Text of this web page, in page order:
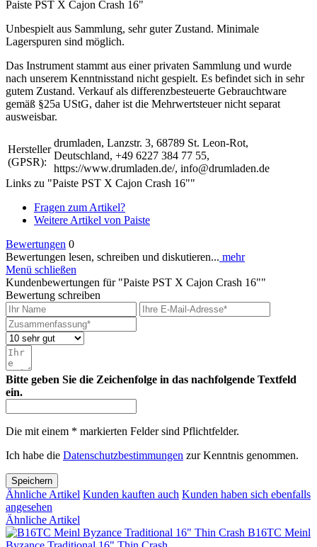
Paiste PST X Cajon Crash 16"
Unbespielt aus Sammlung, sehr guter Zustand. Minimale
Lagerspuren sind möglich.
Das Instrument stammt aus einer privaten Sammlung und wurde
nach unserem Kenntnisstand nicht gespielt. Es befindet sich in sehr
gutem Zustand. Verkauf als differenzbesteuerte Gebrauchtware
gemäß §25a UStG, daher ist die Mehrwertsteuer nicht separat
ausweisbar.
Hersteller
(GPSR):
drumladen, Lanzstr. 3, 68789 St. Leon-Rot,
Deutschland, +49 6227 384 77 55,
https://www.drumladen.de/, info@drumladen.de
Links zu "Paiste PST X Cajon Crash 16""
Fragen zum Artikel?
Weitere Artikel von Paiste
Bewertungen 0
Bewertungen lesen, schreiben und diskutieren... mehr
Menü schließen
Kundenbewertungen für "Paiste PST X Cajon Crash 16""
Bewertung schreiben
Bitte geben Sie die Zeichenfolge in das nachfolgende Textfeld
ein.
Die mit einem * markierten Felder sind Pflichtfelder.
Ich habe die Datenschutzbestimmungen zur Kenntnis genommen.
Speichern
Ähnliche Artikel Kunden kauften auch Kunden haben sich ebenfalls
angesehen
Ähnliche Artikel
B16TC Meinl